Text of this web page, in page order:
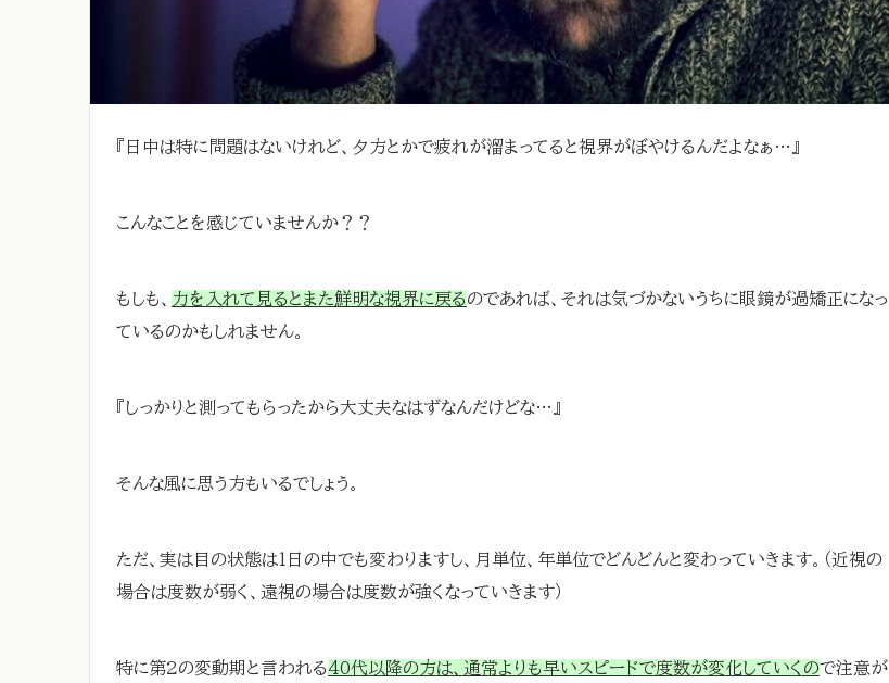
『日中は特に問題はないけれど、夕方とかで疲れが溜まってると視界がぼやけるんだよなぁ…』
こんなことを感じていませんか？？
もしも、 力を入れて見るとまた鮮明な視界に戻るのであれば、それは気づかないうちに眼鏡が過矯正になっ
ているのかもしれません。
『しっかりと測ってもらったから大丈夫なはずなんだけどな…』
そんな風に思う方もいるでしょう。
ただ、実は目の状態は1日の中でも変わりますし、月単位、年単位でどんどんと変わっていきます。（近視の
場合は度数が弱く、遠視の場合は度数が強くなっていきます）
特に第2の変動期と言われる40代以降の方は、通常よりも早いスピードで度数が変化していくので注意が